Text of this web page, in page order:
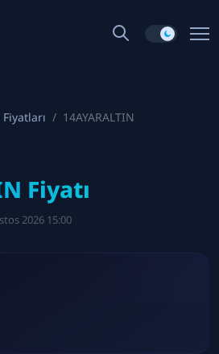
14AYARALTIN
Fiyatı
2026 15:00